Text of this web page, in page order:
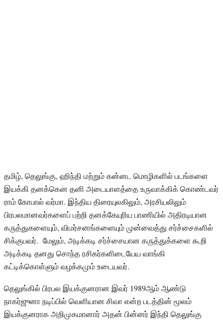
தமிழ், தெலுங்கு, ஹிந்தி மற்றும் கன்னட மொழிகளில் படங்களை
இயக்கி தனக்கென தனி அடையாளத்தை உருவாக்கிக் கொண்டவர்
ராம் கோபால் வர்மா. இந்திய திரையுலகிலும், அரசியலிலும்
பிரபலமானவர்களைப் பற்றி தனக்கேயுரிய பாணியில் அதிரடியான
கருத்துகளையும், விமர்சனங்களையும் முன்வைத்து சர்ச்சைகளில்
சிக்குபவர். மேலும், அடிக்கடி சர்ச்சையான கருத்துக்களை கூறி
அடிக்கடி தனது சொந்த ரசிகர்களிடையேய வாங்கி
கட்டிக்கொள்ளும் வழக்கமும் உடையவர்.
தெலுங்கில் பிரபல இயக்குனரான இவர் 1989ஆம் ஆண்டு
நாகர்ஜுனா நடிப்பில் வெளியான சிவா என்ற படத்தின் மூலம்
இயக்குனராக அறிமுகமானார் அதன் பின்னர் இந்தி தெலுங்கு